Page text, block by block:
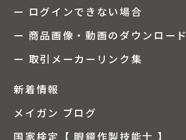
ー ログインできない場合
ー 商品画像・動画のダウンロード
ー 取引メーカーリンク集
新着情報
メイガン ブログ
国家検定【 眼鏡作製技能士 】